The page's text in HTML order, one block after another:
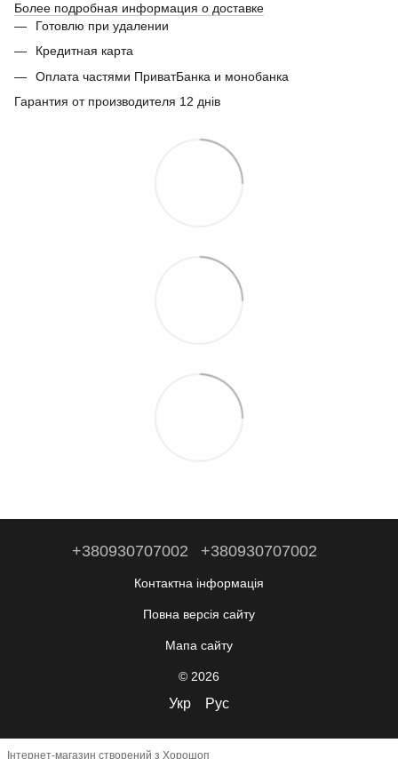
Более подробная информация о доставке
Готовлю при удалении
Кредитная карта
Оплата частями ПриватБанка и монобанка
Гарантия от производителя 12 днів
+380930707002 +380930707002
Контактна інформація
Повна версія сайту
Мапа сайту
© 2026
Укр Рус
Інтернет-магазин створений з Хорошоп